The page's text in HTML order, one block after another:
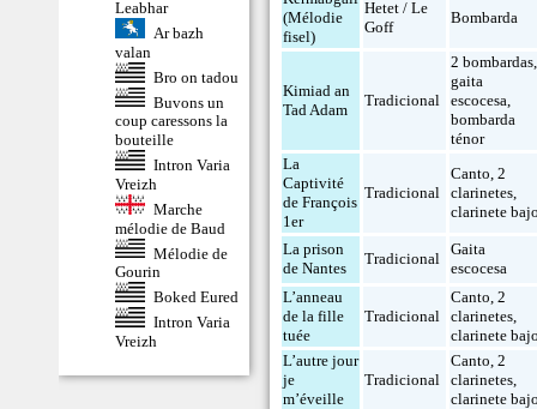
Leabhar
Ar bazh
valan
Bro on tadou
Buvons un
coup caressons la
bouteille
Intron Varia
Vreizh
Marche
mélodie de Baud
Mélodie de
Gourin
Boked Eured
Intron Varia
Vreizh
(Mélodie
fisel)
Hetet / Le
Goff
Bombarda
Kimiad an
Tad Adam
Tradicional
2 bombardas,
gaita
escocesa,
bombarda
ténor
La
Captivité
de François
1er
Tradicional
Canto,2
clarinetes,
clarinete
La prison
de Nantes
Tradicional
Gaita
escocesa
L’anneau
de la fille
tuée
Tradicional
Canto,2
clarinetes,
clarinete
L’autre jour
je
m’éveille
Tradicional
Canto,2
clarinetes,
clarinete